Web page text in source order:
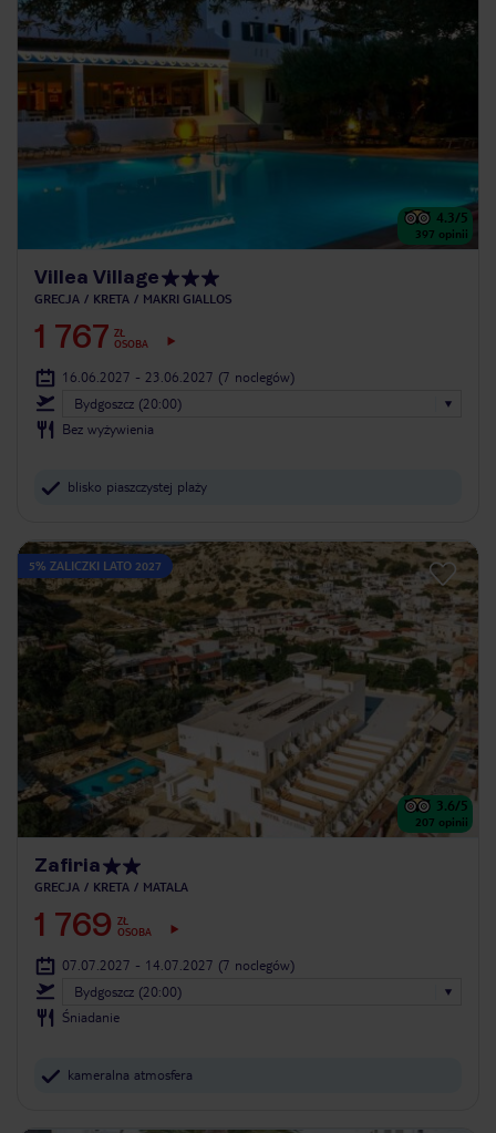
4.3/5
397 opinii
Villea Village
GRECJA KRETA MAKRI GIALLOS
1 767 ZŁ
OSOBA
16.06.2027 - 23.06.2027 (7 noclegów)
Bydgoszcz (20:00)
Bez wyżywienia
blisko piaszczystej plaży
5% ZALICZKI LATO 2027
3.6/5
207 opinii
Zafiria
GRECJA KRETA MATALA
1 769 ZŁ
OSOBA
07.07.2027 - 14.07.2027 (7 noclegów)
Bydgoszcz (20:00)
Śniadanie
kameralna atmosfera